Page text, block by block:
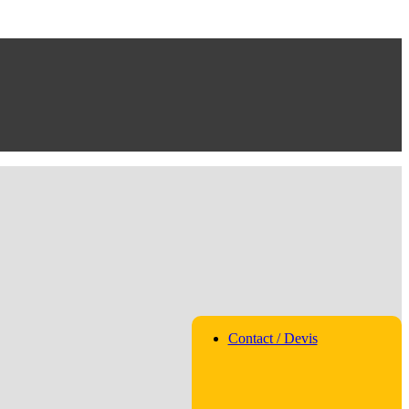
Contact / Devis